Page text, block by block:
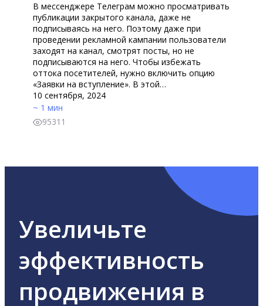
В мессенджере Телеграм можно просматривать
публикации закрытого канала, даже не
подписываясь на него. Поэтому даже при
проведении рекламной кампании пользователи
заходят на канал, смотрят посты, но не
подписываются на него. Чтобы избежать
оттока посетителей, нужно включить опцию
«Заявки на вступление». В этой…
10 сентября, 2024
~ 1 мин
95311
Увеличьте
эффективность
продвижения в